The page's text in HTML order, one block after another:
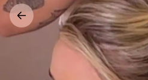
Omite
contenido